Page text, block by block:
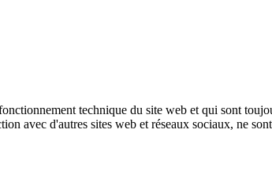
technique du site web et qui sont
avec d'autres sites web et réseaux sociaux, ne